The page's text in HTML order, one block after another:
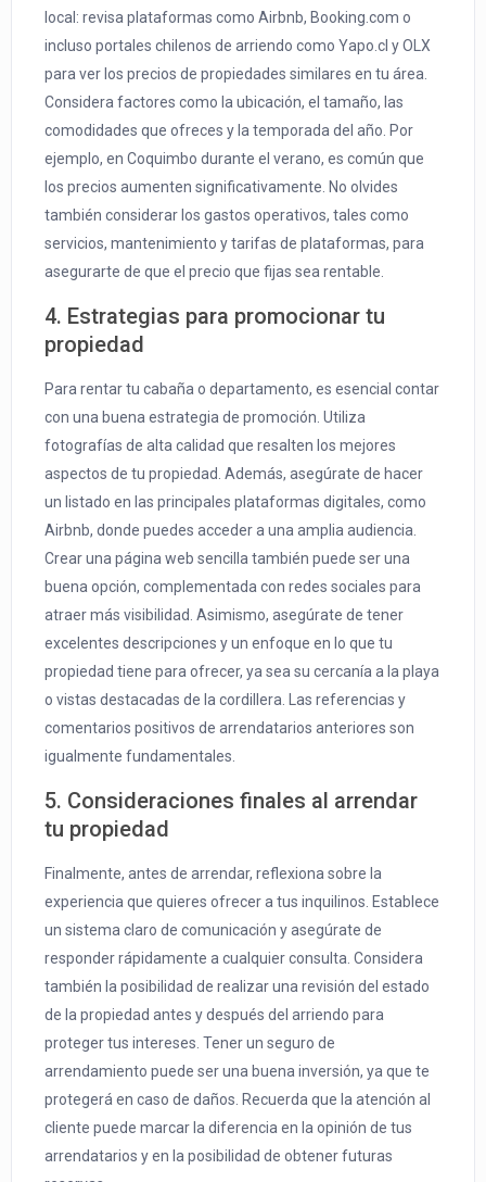
local: revisa plataformas como Airbnb, Booking.com o
incluso portales chilenos de arriendo como Yapo.cl y OLX
para ver los precios de propiedades similares en tu área.
Considera factores como la ubicación, el tamaño, las
comodidades que ofreces y la temporada del año. Por
ejemplo, en Coquimbo durante el verano, es común que
los precios aumenten significativamente. No olvides
también considerar los gastos operativos, tales como
servicios, mantenimiento y tarifas de plataformas, para
asegurarte de que el precio que fijas sea rentable.
4. Estrategias para promocionar tu
propiedad
Para rentar tu cabaña o departamento, es esencial contar
con una buena estrategia de promoción. Utiliza
fotografías de alta calidad que resalten los mejores
aspectos de tu propiedad. Además, asegúrate de hacer
un listado en las principales plataformas digitales, como
Airbnb, donde puedes acceder a una amplia audiencia.
Crear una página web sencilla también puede ser una
buena opción, complementada con redes sociales para
atraer más visibilidad. Asimismo, asegúrate de tener
excelentes descripciones y un enfoque en lo que tu
propiedad tiene para ofrecer, ya sea su cercanía a la playa
o vistas destacadas de la cordillera. Las referencias y
comentarios positivos de arrendatarios anteriores son
igualmente fundamentales.
5. Consideraciones finales al arrendar
tu propiedad
Finalmente, antes de arrendar, reflexiona sobre la
experiencia que quieres ofrecer a tus inquilinos. Establece
un sistema claro de comunicación y asegúrate de
responder rápidamente a cualquier consulta. Considera
también la posibilidad de realizar una revisión del estado
de la propiedad antes y después del arriendo para
proteger tus intereses. Tener un seguro de
arrendamiento puede ser una buena inversión, ya que te
protegerá en caso de daños. Recuerda que la atención al
cliente puede marcar la diferencia en la opinión de tus
arrendatarios y en la posibilidad de obtener futuras